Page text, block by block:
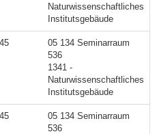
Naturwissenschaftliches
Institutsgebäude
05 134 Seminarraum
536
1341 -
Naturwissenschaftliches
Institutsgebäude
05 134 Seminarraum
536